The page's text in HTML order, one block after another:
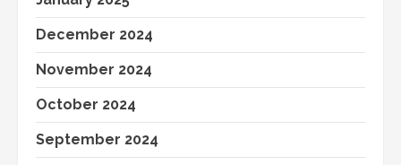
December 2024
November 2024
October 2024
September 2024